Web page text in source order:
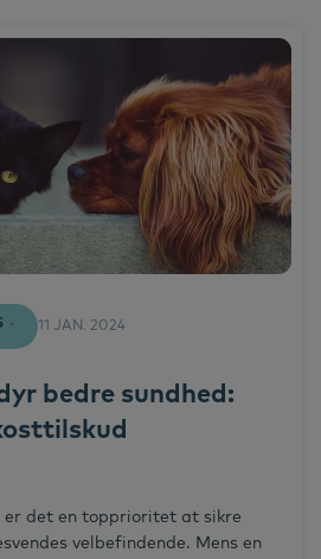
11 JAN. 2024
bedre sundhed:
er det en topprioritet at sikre
velbefindende. Mens en